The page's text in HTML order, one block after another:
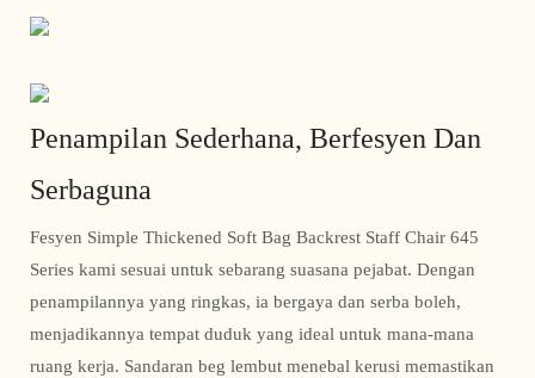
Penampilan Sederhana, Berfesyen Dan
Serbaguna
Fesyen Simple Thickened Soft Bag Backrest Staff Chair 645
Series kami sesuai untuk sebarang suasana pejabat. Dengan
penampilannya yang ringkas, ia bergaya dan serba boleh,
menjadikannya tempat duduk yang ideal untuk mana-mana
ruang kerja. Sandaran beg lembut menebal kerusi memastikan